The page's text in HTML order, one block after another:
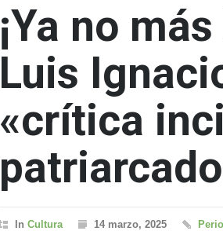
¡Ya no
Luis
«crítica
In Cultura 14 marzo, 2025